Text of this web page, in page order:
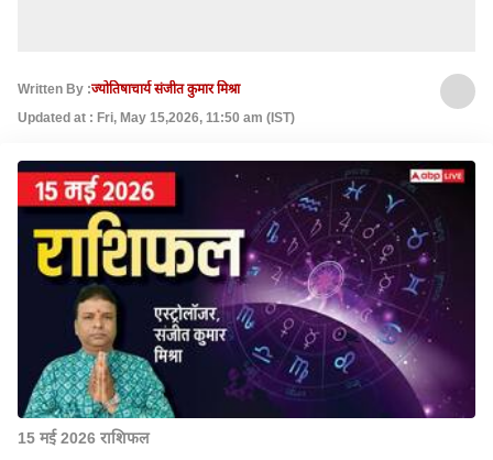
Written By :ज्योतिषाचार्य संजीत कुमार मिश्रा
Updated at : Fri, May 15,2026, 11:50 am (IST)
15 मई 2026 राशिफल